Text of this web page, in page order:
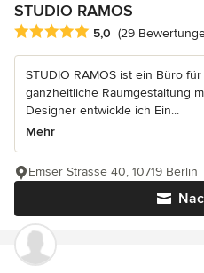
STUDIO RAMOS
Durchschnittliche Bewertung:
5,0 (29
STUDIO RAMOS ist ein Büro
ganzheitliche Raumgestaltung
Designer entwickle ich Ein...
Mehr
Emser Strasse 40, 10719 Berlin